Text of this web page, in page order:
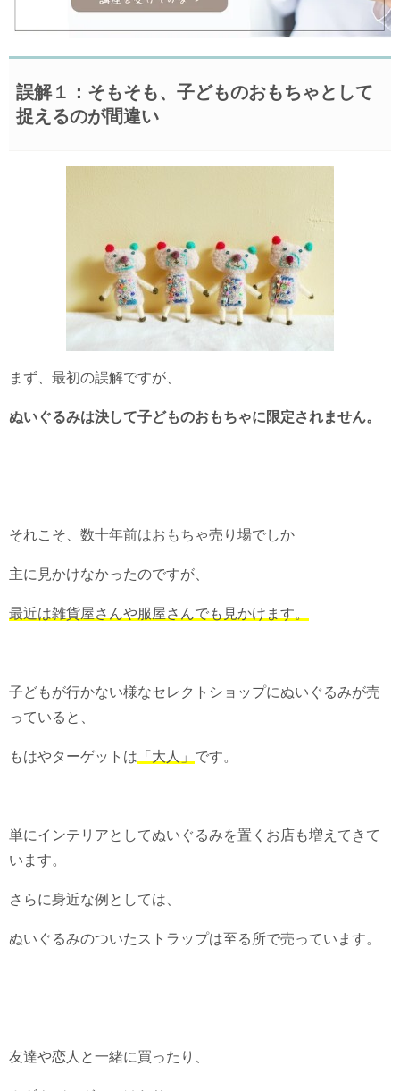
誤解１：そもそも、子どものおもちゃとして
捉えるのが間違い
まず、最初の誤解ですが、
ぬいぐるみは決して子どものおもちゃに限定されません。
それこそ、数十年前はおもちゃ売り場でしか
主に見かけなかったのですが、
最近は雑貨屋さんや服屋さんでも見かけます。
子どもが行かない様なセレクトショップにぬいぐるみが売
っていると、
もはやターゲットは 「大人」 です。
単にインテリアとしてぬいぐるみを置くお店も増えてきて
います。
さらに身近な例としては、
ぬいぐるみのついたストラップは至る所で売っています。
友達や恋人と一緒に買ったり、